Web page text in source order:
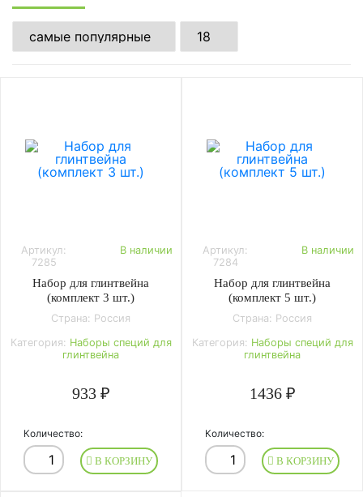
Артикул:
7285
В наличии
Набор для глинтвейна
(комплект 3 шт.)
Страна: Россия
Категория: Наборы специй для
глинтвейна
933 ₽
Количество:
В КОРЗИНУ
Артикул:
7284
В наличии
Набор для глинтвейна
(комплект 5 шт.)
Страна: Россия
Категория: Наборы специй для
глинтвейна
1436 ₽
Количество:
В КОРЗИНУ